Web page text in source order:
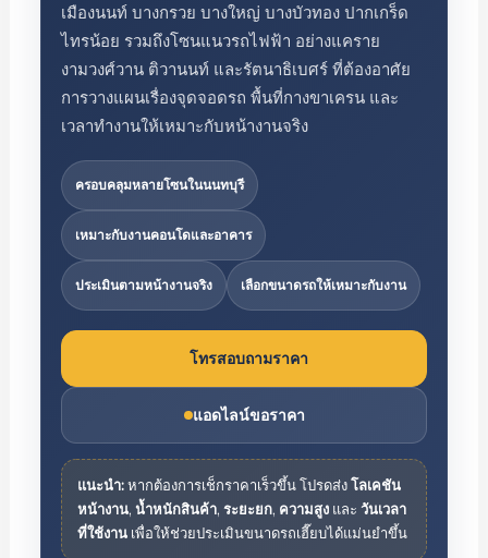
เมืองนนท์ บางกรวย บางใหญ่ บางบัวทอง ปากเกร็ด
ไทรน้อย รวมถึงโซนแนวรถไฟฟ้า อย่างแคราย
งามวงศ์วาน ติวานนท์ และรัตนาธิเบศร์ ที่ต้องอาศัย
การวางแผนเรื่องจุดจอดรถ พื้นที่กางขาเครน และ
เวลาทำงานให้เหมาะกับหน้างานจริง
ครอบคลุมหลายโซนในนนทบุรี
เหมาะกับงานคอนโดและอาคาร
ประเมินตามหน้างานจริง เลือกขนาดรถให้เหมาะกับงาน
โทรสอบถามราคา
แอดไลน์ขอราคา
แนะนำ:หากต้องการเช็กราคาเร็วขึ้น โปรดส่งโลเคชัน
หน้างาน, น้ำหนักสินค้า, ระยะยก, ความสูงและ วันเวลา
ที่ใช้งานเพื่อให้ช่วยประเมินขนาดรถเฮี๊ยบได้แม่นยำขึ้น